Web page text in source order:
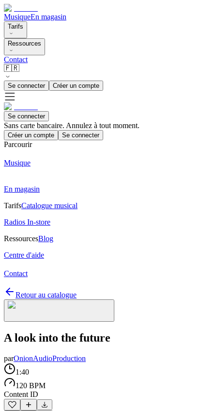
MusiqueEn magasin
Tarifs
Ressources
Contact
🇫🇷
Se connecter Créer un compte
Se connecter
Sans carte bancaire. Annulez à tout moment.
Créer un compte Se connecter
Parcourir
Musique
En magasin
TarifsCatalogue musical
Radios In-store
RessourcesBlog
Centre d'aide
Contact
Retour au catalogue
A look into the future
parOnionAudioProduction
1:40
120 BPM
Content ID